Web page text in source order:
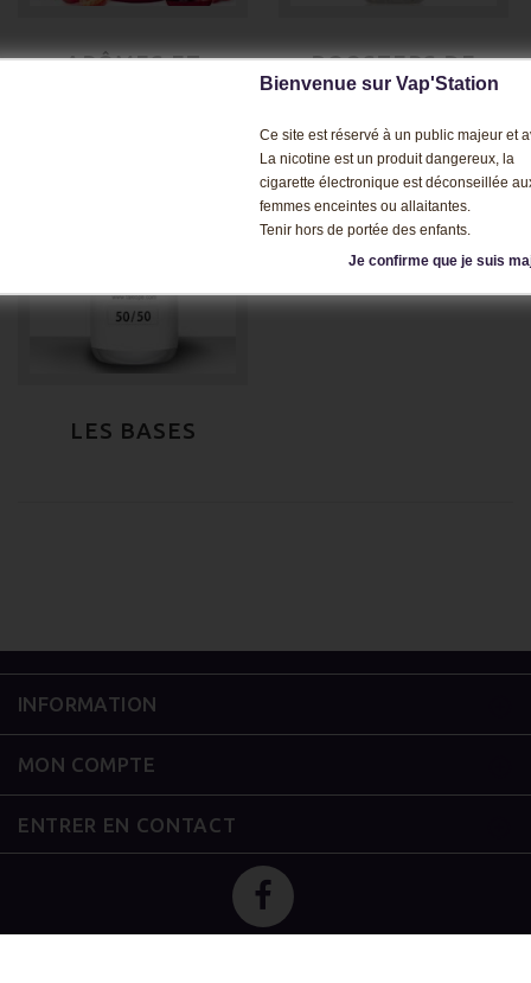
Bienvenue sur Vap'Station
Ce site est réservé à un public majeur et
La nicotine est un produit dangereux, la
cigarette électronique est déconseillée
femmes enceintes ou allaitantes.
Tenir hors de portée des enfants.
Je confirme que je suis
ARÔMES ET
BOOSTERS DE
NICOTINE
LES BASES
INFORMATION
MON COMPTE
ENTRER EN CONTACT